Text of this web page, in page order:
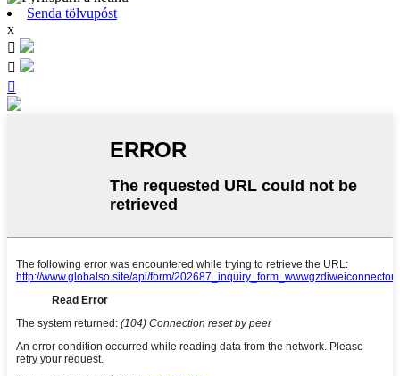
Senda tölvupóst
x


